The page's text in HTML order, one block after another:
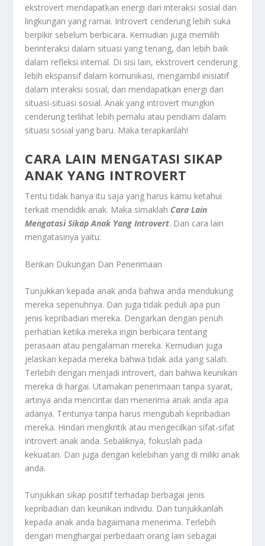
ekstrovert mendapatkan energi dari interaksi sosial dan
lingkungan yang ramai. Introvert cenderung lebih suka
berpikir sebelum berbicara. Kemudian juga memilih
berinteraksi dalam situasi yang tenang, dan lebih baik
dalam refleksi internal. Di sisi lain, ekstrovert cenderung
lebih ekspansif dalam komunikasi, mengambil inisiatif
dalam interaksi sosial, dan mendapatkan energi dari
situasi-situasi sosial. Anak yang introvert mungkin
cenderung terlihat lebih pemalu atau pendiam dalam
situasi sosial yang baru. Maka terapkanlah!
CARA LAIN MENGATASI SIKAP
ANAK YANG INTROVERT
Tentu tidak hanya itu saja yang harus kamu ketahui
terkait mendidik anak. Maka simaklah Cara Lain
Mengatasi Sikap Anak Yang Introvert. Dan cara lain
mengatasinya yaitu:
Berikan Dukungan Dan Penerimaan
Tunjukkan kepada anak anda bahwa anda mendukung
mereka sepenuhnya. Dan juga tidak peduli apa pun
jenis kepribadian mereka. Dengarkan dengan penuh
perhatian ketika mereka ingin berbicara tentang
perasaan atau pengalaman mereka. Kemudian juga
jelaskan kepada mereka bahwa tidak ada yang salah.
Terlebih dengan menjadi introvert, dan bahwa keunikan
mereka di hargai. Utamakan penerimaan tanpa syarat,
artinya anda mencintai dan menerima anak anda apa
adanya. Tentunya tanpa harus mengubah kepribadian
mereka. Hindari mengkritik atau mengecilkan sifat-sifat
introvert anak anda. Sebaliknya, fokuslah pada
kekuatan. Dan juga dengan kelebihan yang di miliki anak
anda.
Tunjukkan sikap positif terhadap berbagai jenis
kepribadian dan keunikan individu. Dan tunjukkanlah
kepada anak anda bagaimana menerima. Terlebih
dengan menghargai perbedaan orang lain sebagai